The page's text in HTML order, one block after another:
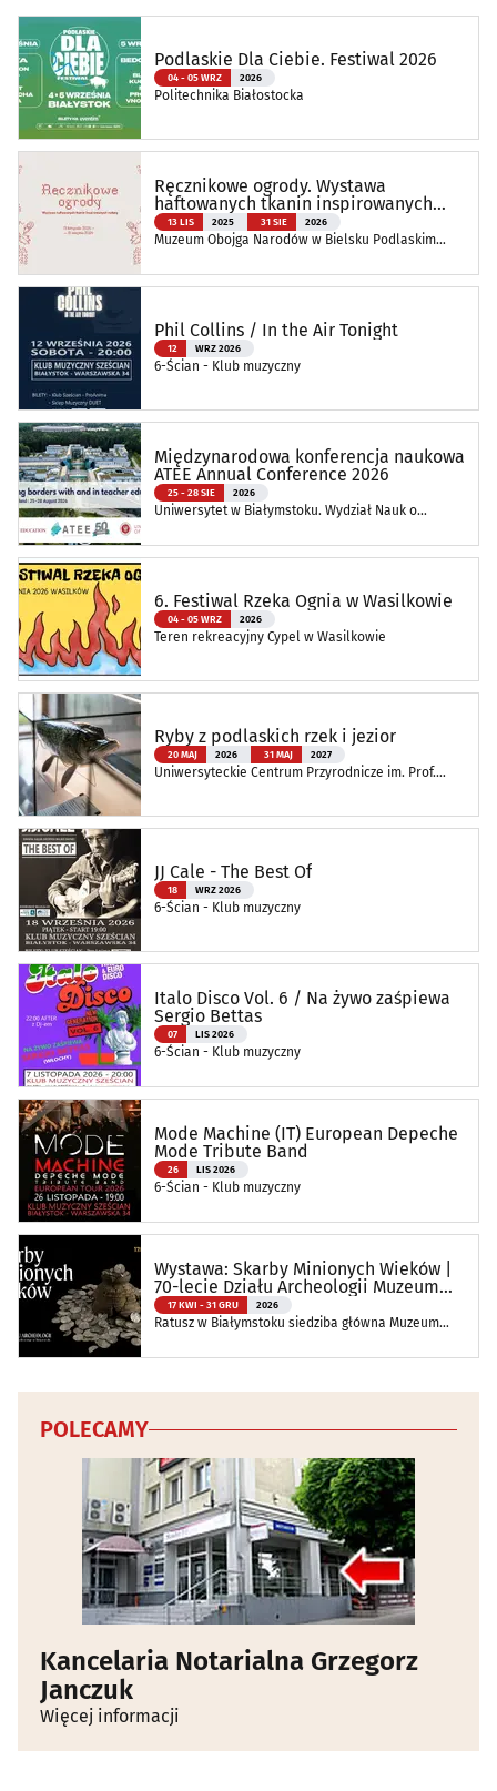
Podlaskie Dla Ciebie. Festiwal 2026
04 - 05 WRZ 2026
Politechnika Białostocka
Ręcznikowe ogrody. Wystawa
haftowanych tkanin inspirowanych
naturą
13 LIS 2025 31 SIE 2026
Muzeum Obojga Narodów w Bielsku Podlaskim
Phil Collins / In the Air Tonight
12 WRZ 2026
6-Ścian - Klub muzyczny
Międzynarodowa konferencja naukowa
ATEE Annual Conference 2026
25 - 28 SIE 2026
Uniwersytet w Białymstoku. Wydział Nauk o
6. Festiwal Rzeka Ognia w Wasilkowie
04 - 05 WRZ 2026
Teren rekreacyjny Cypel w Wasilkowie
Ryby z podlaskich rzek i jezior
20 MAJ 2026 31 MAJ 2027
Uniwersyteckie Centrum Przyrodnicze im. Prof.
JJ Cale - The Best Of
18 WRZ 2026
6-Ścian - Klub muzyczny
Italo Disco Vol. 6 / Na żywo zaśpiewa
Sergio Bettas
07 LIS 2026
6-Ścian - Klub muzyczny
Mode Machine (IT) European Depeche
Mode Tribute Band
26 LIS 2026
6-Ścian - Klub muzyczny
Wystawa: Skarby Minionych Wieków |
70-lecie Działu Archeologii Muzeum
Podlaskiego
17 KWI - 31 GRU 2026
Ratusz w Białymstoku siedziba główna Muzeum
POLECAMY
Kancelaria Notarialna Grzegorz
Janczuk
Więcej informacji